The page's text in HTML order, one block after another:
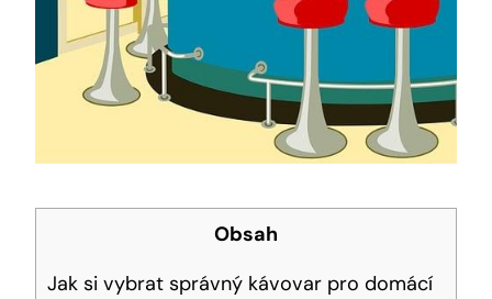
Obsah
Jak si vybrat správný kávovar pro domácí